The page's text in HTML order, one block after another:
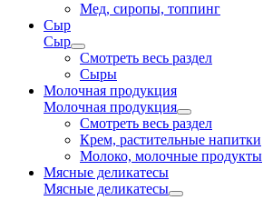
Мед, сиропы, топпинг
Сыр
Сыр
Смотреть весь раздел
Сыры
Молочная продукция
Молочная продукция
Смотреть весь раздел
Крем, растительные напитки
Молоко, молочные продукты
Мясные деликатесы
Мясные деликатесы